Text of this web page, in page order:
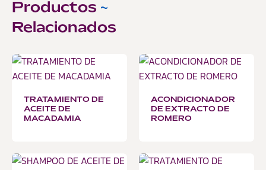
Productos ~
Relacionados
TRATAMIENTO DE
ACEITE DE
MACADAMIA
ACONDICIONADOR
DE EXTRACTO DE
ROMERO